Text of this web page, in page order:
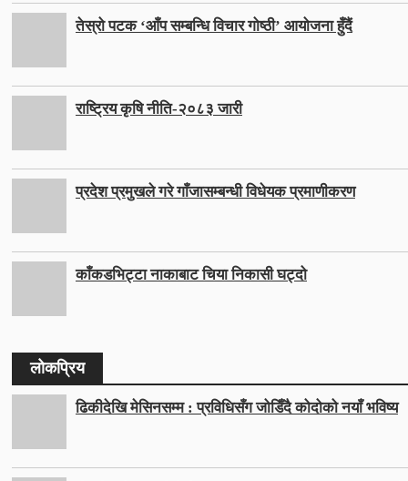
तेस्रो पटक ‘आँप सम्बन्धि विचार गोष्ठी’ आयोजना हुँदैं
राष्ट्रिय कृषि नीति-२०८३ जारी
प्रदेश प्रमुखले गरे गाँजासम्बन्धी विधेयक प्रमाणीकरण
काँकडभिट्टा नाकाबाट चिया निकासी घट्दो
लोकप्रिय
ढिकीदेखि मेसिनसम्म : प्रविधिसँग जोडिँदै कोदोको नयाँ भविष्य